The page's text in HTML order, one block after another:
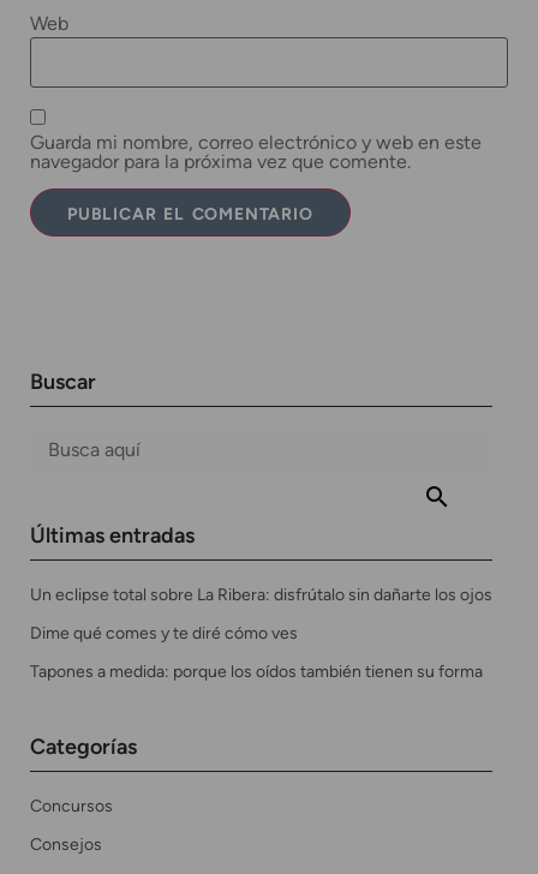
Web
Guarda mi nombre, correo electrónico y web en este
navegador para la próxima vez que comente.
Buscar
Últimas entradas
Un eclipse total sobre La Ribera: disfrútalo sin dañarte los ojos
Dime qué comes y te diré cómo ves
Tapones a medida: porque los oídos también tienen su forma
Categorías
Concursos
Consejos